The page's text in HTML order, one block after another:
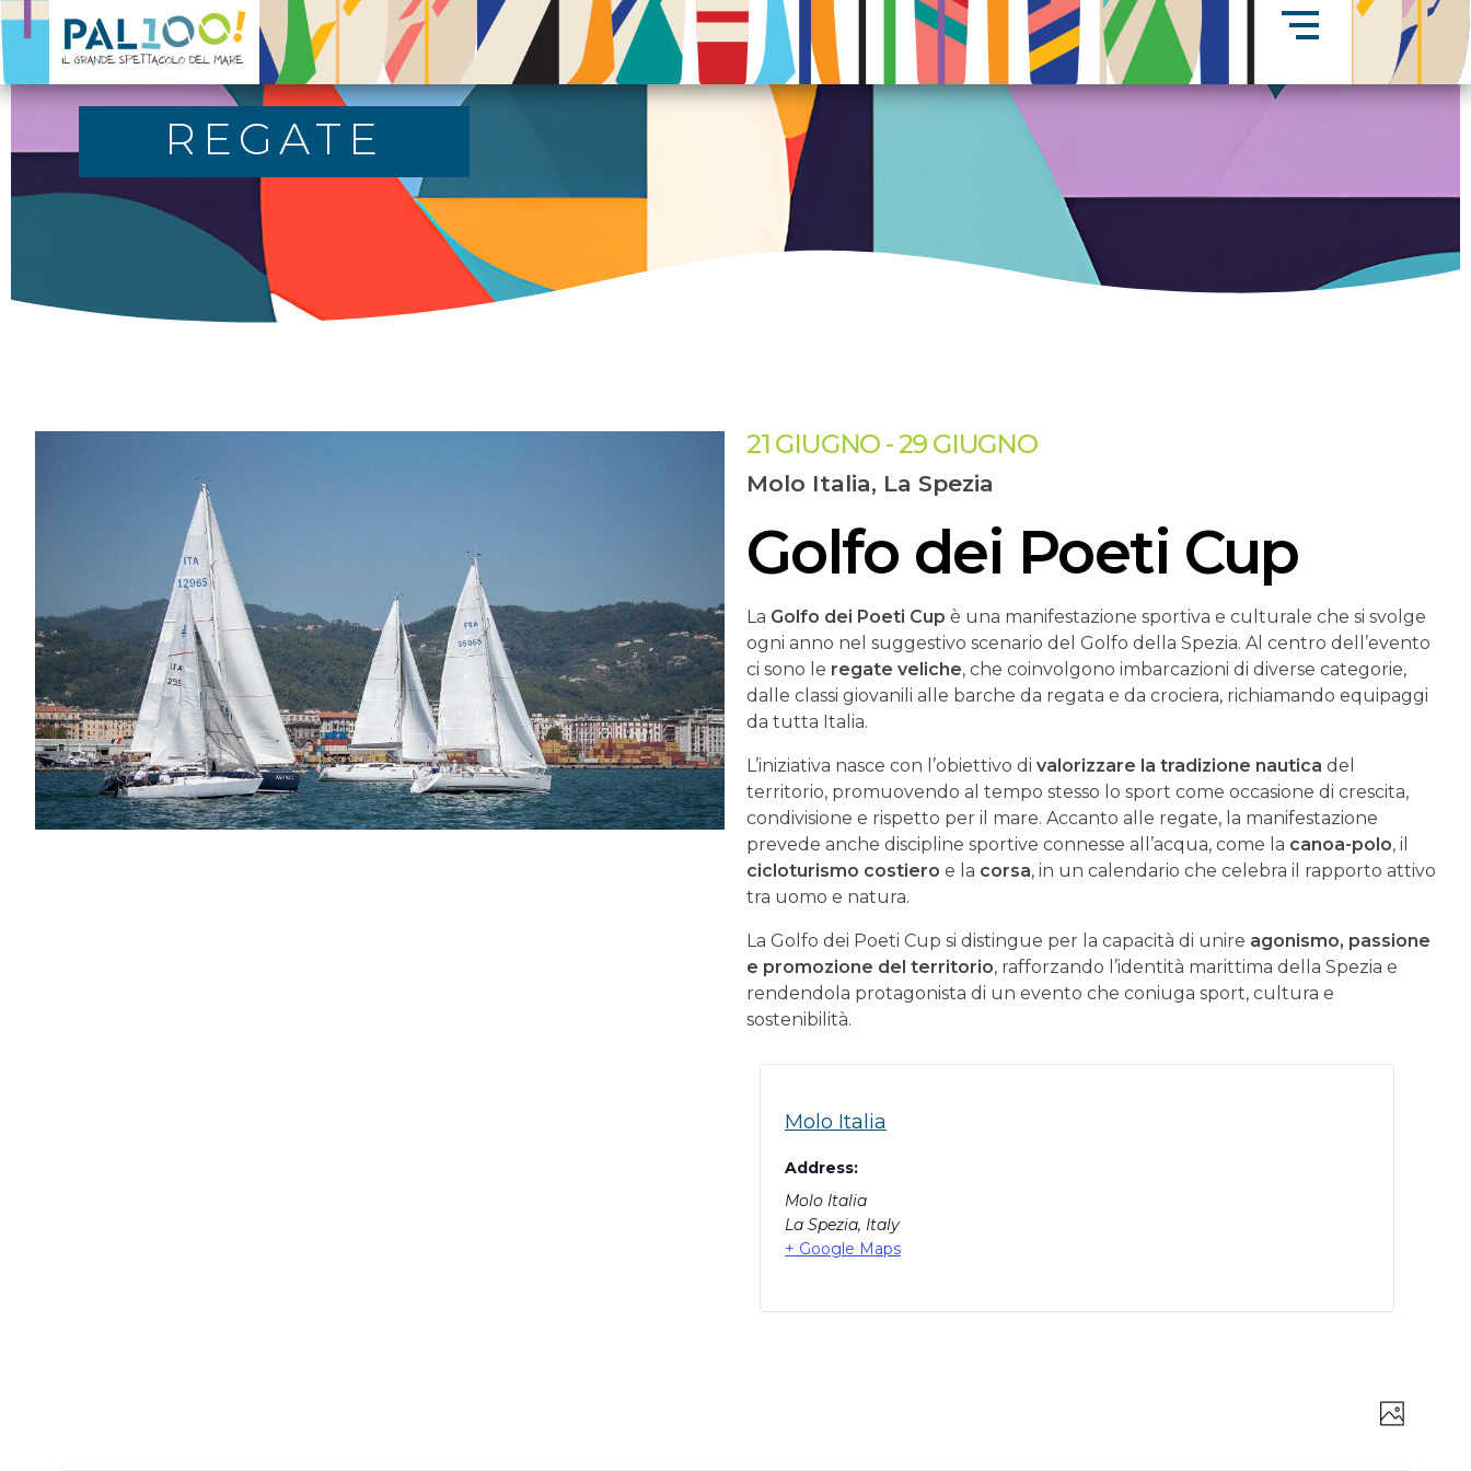
PAL100!
REGATE
21 GIUGNO -29 GIUGNO
Molo Italia, La Spezia
Golfo dei Poeti Cup
La Golfo dei Poeti Cup è una manifestazione sportiva e culturale che si svolge
ogni anno nel suggestivo scenario del Golfo della Spezia. Al centro dell’evento
ci sono le regate veliche, che coinvolgono imbarcazioni di diverse categorie,
dalle classi giovanili alle barche da regata e da crociera, richiamando equipaggi
da tutta Italia.
L’iniziativa nasce con l’obiettivo di valorizzare la tradizione nautica del
territorio, promuovendo al tempo stesso lo sport come occasione di crescita,
condivisione e rispetto per il mare. Accanto alle regate, la manifestazione
prevede anche discipline sportive connesse all’acqua, come la canoa-polo, il
cicloturismo costiero e la corsa, in un calendario che celebra il rapporto attivo
tra uomo e natura.
La Golfo dei Poeti Cup si distingue per la capacità di unire agonismo, passione
e promozione del territorio, rafforzando l’identità marittima della Spezia e
rendendola protagonista di un evento che coniuga sport, cultura e
sostenibilità.
Molo Italia
Address:
Molo Italia
La Spezia, Italy
+ Google Maps
Viste
Photo